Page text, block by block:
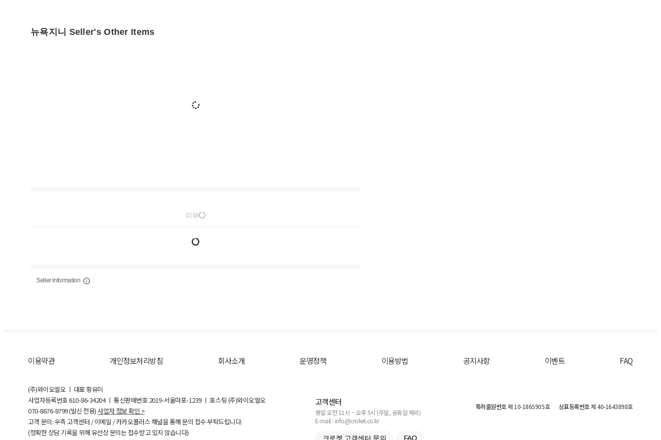
뉴욕지니 Seller's Other Items
리뷰
Seller Information
이용약관 개인정보처리방침 회사소개 운영정책 이용방법 공지사항 이벤트 FAQ
(주)와이오엘오 ㅣ 대표 황유미
사업자등록번호610-86-34204ㅣ 통신판매번호 2019-서울마포-1239 ㅣ 호스팅 (주)와이오엘오
070-8676-8799 (발신 전용) 사업자 정보 확인 >
고객 문의: 우측 고객센터 / 이메일 / 카카오플러스 채널을 통해 문의 접수 부탁드립니다.
(정확한 상담 기록을 위해 유선상 문의는 접수받고 있지 않습니다)
고객센터
평일 오전 11시 ~ 오후 5시 (주말, 공휴일 제외)
E-mail : info@croket.co.kr
크로켓 고객센터 문의 FAQ
특허출원번호제 10-1865905호 상표등록번호제 40-1643898호